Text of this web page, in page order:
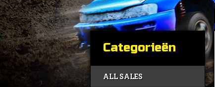
Categorieën
ALL SALES